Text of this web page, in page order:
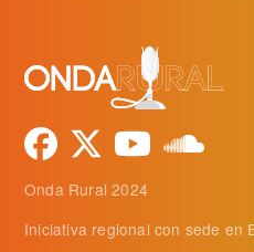
Onda Rural 2024
Iniciativa regional con sede en